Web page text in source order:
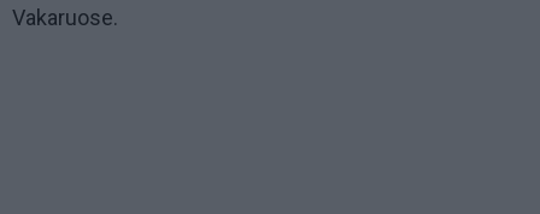
Vakaruose.